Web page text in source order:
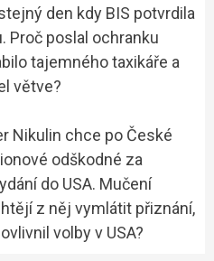
den kdy BIS potvrdila
Proč poslal ochranku
tajemného taxikáře a
větve?
Nikulin chce po České
odškodné za
do USA. Mučení
z něj vymlátit přiznání,
volby v USA?